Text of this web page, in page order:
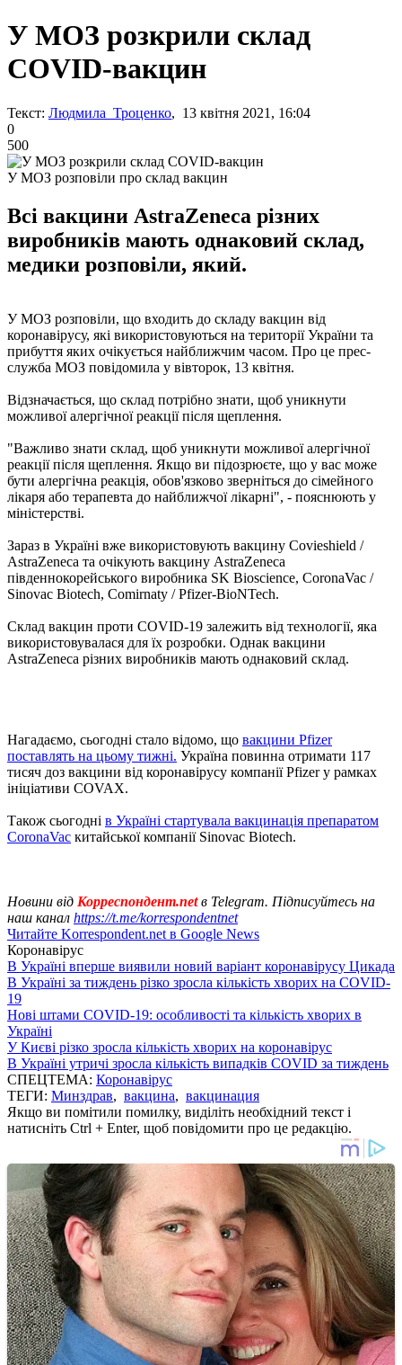
У МОЗ розкрили склад
COVID-вакцин
Текст: Людмила Троценко, 13 квітня 2021, 16:04
0
500
У МОЗ розповіли про склад вакцин
Всі вакцини AstraZenecа різних
виробників мають однаковий склад,
медики розповіли, який.
У МОЗ розповіли, що входить до складу вакцин від
коронавірусу, які використовуються на території України та
прибуття яких очікується найближчим часом. Про це прес-
служба МОЗ повідомила у вівторок, 13 квітня.
Відзначається, що склад потрібно знати, щоб уникнути
можливої ​​алергічної реакції після щеплення.
"Важливо знати склад, щоб уникнути можливої ​​алергічної
реакції після щеплення. Якщо ви підозрюєте, що у вас може
бути алергічна реакція, обов'язково зверніться до сімейного
лікаря або терапевта до найближчої лікарні", - пояснюють у
міністерстві.
Зараз в Україні вже використовують вакцину Covieshield /
AstraZeneca та очікують вакцину AstraZeneca
південнокорейського виробника SK Bioscience, CoronaVac /
Sinovac Biotech, Comirnaty / Pfizer-BioNTech.
Склад вакцин проти COVID-19 залежить від технології, яка
використовувалася для їх розробки. Однак вакцини
AstraZenecа різних виробників мають однаковий склад.
Нагадаємо, сьогодні стало відомо, що вакцини Pfizer
поставлять на цьому тижні. Україна повинна отримати 117
тисяч доз вакцини від коронавірусу компанії Pfizer у рамках
ініціативи COVAX.
Також сьогодні в Україні стартувала вакцинація препаратом
CoronaVac китайської компанії Sinovac Biotech.
Новини від Корреспондент.netв Telegram. Підписуйтесь на
наш канал https://t.me/korrespondentnet
Читайте Korrespondent.net в Google News
Коронавірус
В Україні вперше виявили новий варіант коронавірусу Цикада
В Україні за тиждень різко зросла кількість хворих на COVID-
19
Нові штами COVID-19: особливості та кількість хворих в
Україні
У Києві різко зросла кількість хворих на коронавірус
В Україні утричі зросла кількість випадків COVID за тиждень
СПЕЦТЕМА: Коронавірус
ТЕГИ: Минздрав, вакцина, вакцинация
Якщо ви помітили помилку, виділіть необхідний текст і
натисніть Ctrl + Enter, щоб повідомити про це редакцію.